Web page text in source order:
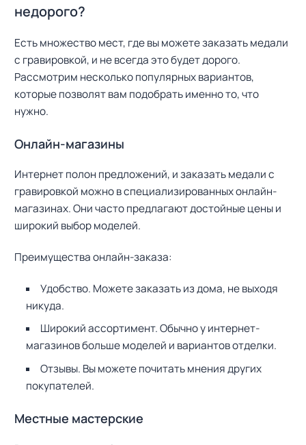
недорого?
Есть множество мест, где вы можете заказать медали
с гравировкой, и не всегда это будет дорого.
Рассмотрим несколько популярных вариантов,
которые позволят вам подобрать именно то, что
нужно.
Онлайн-магазины
Интернет полон предложений, и заказать медали с
гравировкой можно в специализированных онлайн-
магазинах. Они часто предлагают достойные цены и
широкий выбор моделей.
Преимущества онлайн-заказа:
Удобство. Можете заказать из дома, не выходя
никуда.
Широкий ассортимент. Обычно у интернет-
магазинов больше моделей и вариантов отделки.
Отзывы. Вы можете почитать мнения других
покупателей.
Местные мастерские